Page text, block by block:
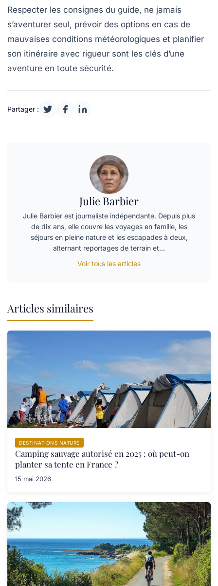
Respecter les consignes du guide, ne jamais
s’aventurer seul, prévoir des options en cas de
mauvaises conditions météorologiques et planifier
son itinéraire avec rigueur sont les clés d’une
aventure en toute sécurité.
Partager :
Julie Barbier
Julie Barbier est journaliste indépendante. Depuis plus
de dix ans, elle couvre les voyages en famille, les
séjours en pleine nature et les escapades à deux,
alternant reportages de terrain et…
Voir tous les articles
Articles similaires
DESTINATIONS NATURE
Camping sauvage autorisé en 2025 : où peut-on
planter sa tente en France ?
15 mai 2026